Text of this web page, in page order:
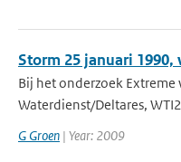
Storm 25 januari
Bij het onderzoek Extreme
Waterdienst/Deltares,
G Groen | Year: 2009